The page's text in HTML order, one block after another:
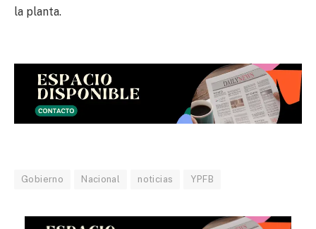
la planta.
Gobierno Nacional noticias YPFB